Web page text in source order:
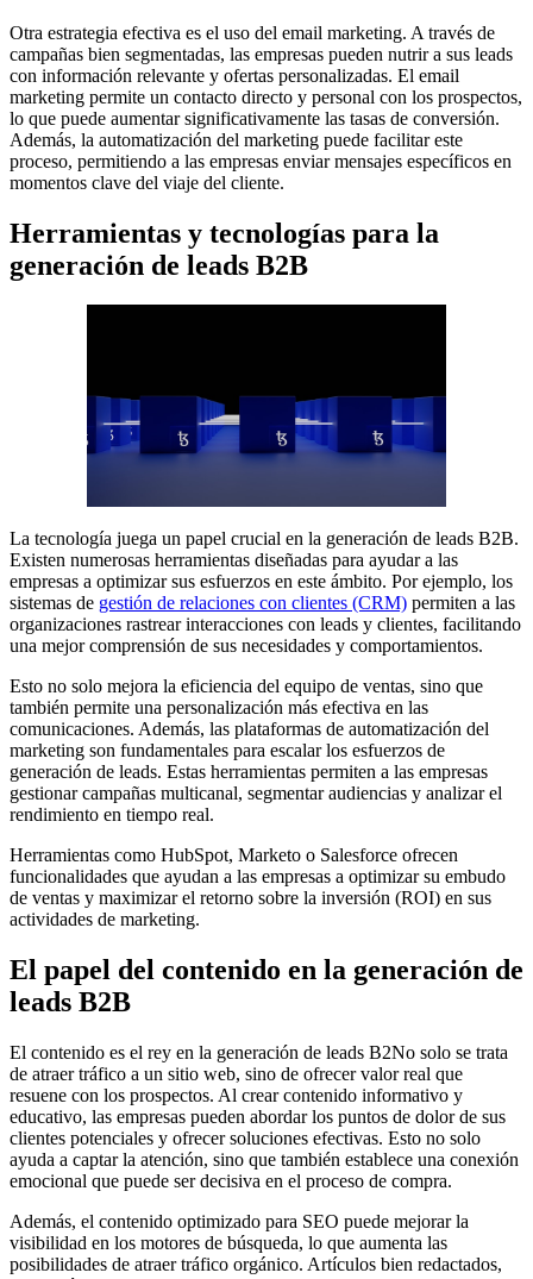
Otra estrategia efectiva es el uso del email marketing. A través de
campañas bien segmentadas, las empresas pueden nutrir a sus leads
con información relevante y ofertas personalizadas. El email
marketing permite un contacto directo y personal con los prospectos,
lo que puede aumentar significativamente las tasas de conversión.
Además, la automatización del marketing puede facilitar este
proceso, permitiendo a las empresas enviar mensajes específicos en
momentos clave del viaje del cliente.
Herramientas y tecnologías para la
generación de leads B2B
La tecnología juega un papel crucial en la generación de leads B2B.
Existen numerosas herramientas diseñadas para ayudar a las
empresas a optimizar sus esfuerzos en este ámbito. Por ejemplo, los
sistemas de gestión de relaciones con clientes (CRM) permiten a las
organizaciones rastrear interacciones con leads y clientes, facilitando
una mejor comprensión de sus necesidades y comportamientos.
Esto no solo mejora la eficiencia del equipo de ventas, sino que
también permite una personalización más efectiva en las
comunicaciones. Además, las plataformas de automatización del
marketing son fundamentales para escalar los esfuerzos de
generación de leads. Estas herramientas permiten a las empresas
gestionar campañas multicanal, segmentar audiencias y analizar el
rendimiento en tiempo real.
Herramientas como HubSpot, Marketo o Salesforce ofrecen
funcionalidades que ayudan a las empresas a optimizar su embudo
de ventas y maximizar el retorno sobre la inversión (ROI) en sus
actividades de marketing.
El papel del contenido en la generación de
leads B2B
El contenido es el rey en la generación de leads B2No solo se trata
de atraer tráfico a un sitio web, sino de ofrecer valor real que
resuene con los prospectos. Al crear contenido informativo y
educativo, las empresas pueden abordar los puntos de dolor de sus
clientes potenciales y ofrecer soluciones efectivas. Esto no solo
ayuda a captar la atención, sino que también establece una conexión
emocional que puede ser decisiva en el proceso de compra.
Además, el contenido optimizado para SEO puede mejorar la
visibilidad en los motores de búsqueda, lo que aumenta las
posibilidades de atraer tráfico orgánico. Artículos bien redactados,